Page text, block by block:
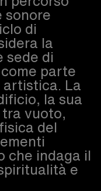
sonore
di
la
sede di
parte
artistica. La
la sua
vuoto,
del
che indaga il
e